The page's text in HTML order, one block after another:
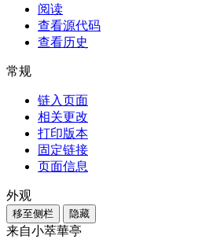
阅读
查看源代码
查看历史
常规
链入页面
相关更改
打印版本
固定链接
页面信息
外观
移至侧栏 隐藏
来自小萃華亭